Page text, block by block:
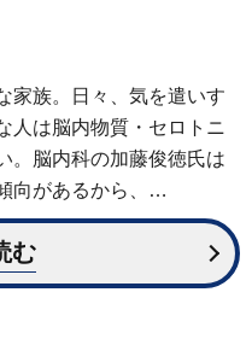
家族。日々、気を遣いす
は脳内物質・セロトニ
。脳内科の加藤俊徳氏は
向があるから、…
む